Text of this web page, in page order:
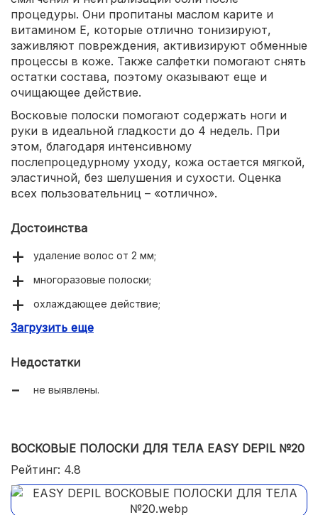
процедуры. Они пропитаны маслом карите и
витамином Е, которые отлично тонизируют,
заживляют повреждения, активизируют обменные
процессы в коже. Также салфетки помогают снять
остатки состава, поэтому оказывают еще и
очищающее действие.
Восковые полоски помогают содержать ноги и
руки в идеальной гладкости до 4 недель. При
этом, благодаря интенсивному
послепроцедурному уходу, кожа остается мягкой,
эластичной, без шелушения и сухости. Оценка
всех пользовательниц – «отлично».
Достоинства
удаление волос от 2 мм;
многоразовые полоски;
охлаждающее действие;
мощный смягчающий уход;
Загрузить еще
Недостатки
не выявлены.
ВОСКОВЫЕ ПОЛОСКИ ДЛЯ ТЕЛА EASY DEPIL №20
Рейтинг: 4.8